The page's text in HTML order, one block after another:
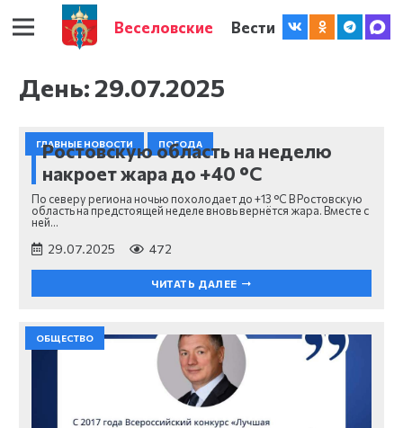
Веселовские Вести
День: 29.07.2025
ГЛАВНЫЕ НОВОСТИ ПОГОДА
Ростовскую область на неделю
накроет жара до +40 °С
По северу региона ночью похолодает до +13 °С В Ростовскую
область на предстоящей неделе вновь вернётся жара. Вместе с
ней…
29.07.2025 472
ЧИТАТЬ ДАЛЕЕ
ОБЩЕСТВО